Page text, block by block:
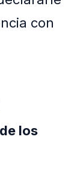
con
los